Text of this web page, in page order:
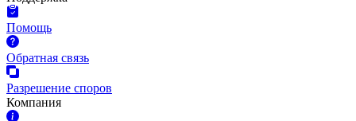
Помощь
Обратная связь
Разрешение споров
Компания